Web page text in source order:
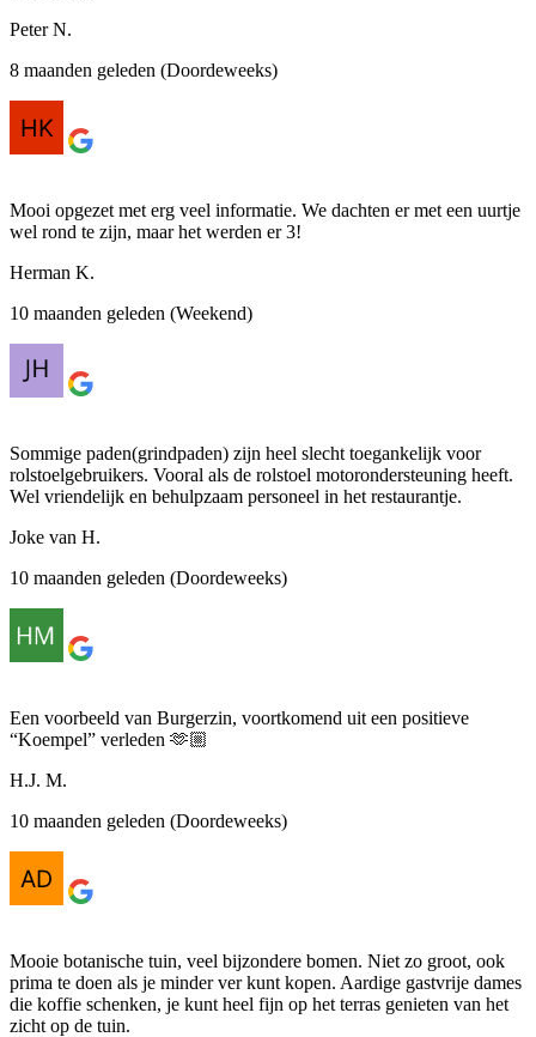
Peter N.
8 maanden geleden (Doordeweeks)
Mooi opgezet met erg veel informatie. We dachten er met een uurtje
wel rond te zijn, maar het werden er 3!
Herman K.
10 maanden geleden (Weekend)
Sommige paden(grindpaden) zijn heel slecht toegankelijk voor
rolstoelgebruikers. Vooral als de rolstoel motorondersteuning heeft.
Wel vriendelijk en behulpzaam personeel in het restaurantje.
Joke van H.
10 maanden geleden (Doordeweeks)
Een voorbeeld van Burgerzin, voortkomend uit een positieve
“Koempel” verleden 🫶🏼
H.J. M.
10 maanden geleden (Doordeweeks)
Mooie botanische tuin, veel bijzondere bomen. Niet zo groot, ook
prima te doen als je minder ver kunt kopen. Aardige gastvrije dames
die koffie schenken, je kunt heel fijn op het terras genieten van het
zicht op de tuin.